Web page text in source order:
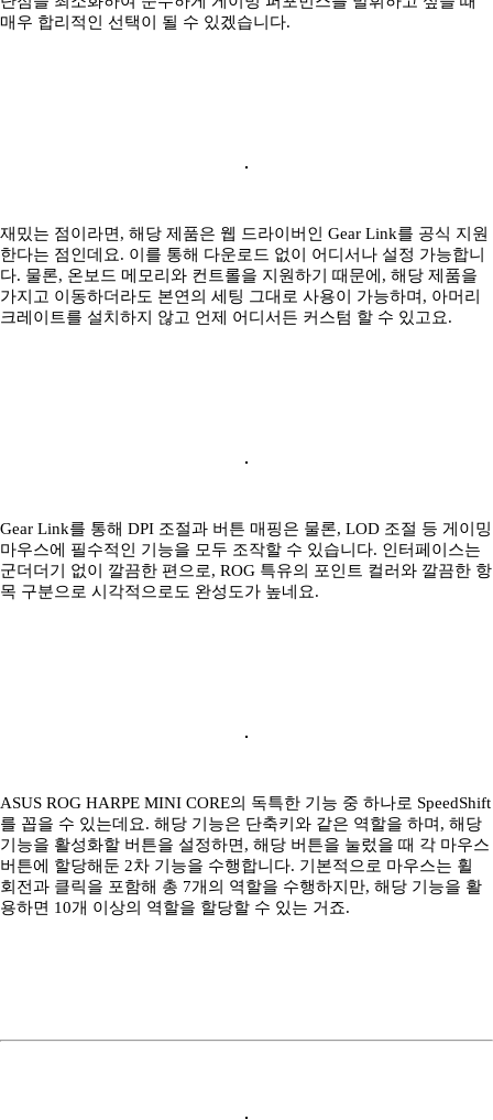
매우 합리적인 선택이 될 수 있겠습니다.
재밌는 점이라면, 해당 제품은 웹 드라이버인 Gear Link를 공식 지원
한다는 점인데요. 이를 통해 다운로드 없이 어디서나 설정 가능합니
다. 물론, 온보드 메모리와 컨트롤을 지원하기 때문에, 해당 제품을
가지고 이동하더라도 본연의 세팅 그대로 사용이 가능하며, 아머리
크레이트를 설치하지 않고 언제 어디서든 커스텀 할 수 있고요.
Gear Link를 통해 DPI 조절과 버튼 매핑은 물론, LOD 조절 등 게이밍
마우스에 필수적인 기능을 모두 조작할 수 있습니다. 인터페이스는
군더더기 없이 깔끔한 편으로, ROG 특유의 포인트 컬러와 깔끔한 항
목 구분으로 시각적으로도 완성도가 높네요.
ASUS ROG HARPE MINI CORE의 독특한 기능 중 하나로 SpeedShift
를 꼽을 수 있는데요. 해당 기능은 단축키와 같은 역할을 하며, 해당
기능을 활성화할 버튼을 설정하면, 해당 버튼을 눌렀을 때 각 마우스
버튼에 할당해둔 2차 기능을 수행합니다. 기본적으로 마우스는 휠
회전과 클릭을 포함해 총 7개의 역할을 수행하지만, 해당 기능을 활
용하면 10개 이상의 역할을 할당할 수 있는 거죠.